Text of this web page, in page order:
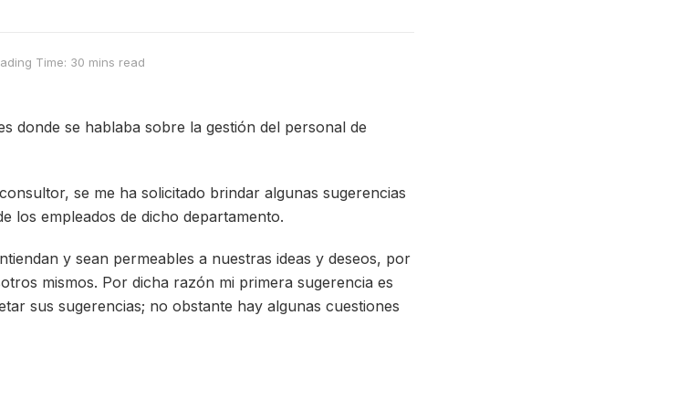
Time: 30 mins read
donde se hablaba sobre la gestión del personal de
se me ha solicitado brindar algunas sugerencias
los empleados de dicho departamento.
y sean permeables a nuestras ideas y deseos, por
mismos. Por dicha razón mi primera sugerencia es
sus sugerencias; no obstante hay algunas cuestiones